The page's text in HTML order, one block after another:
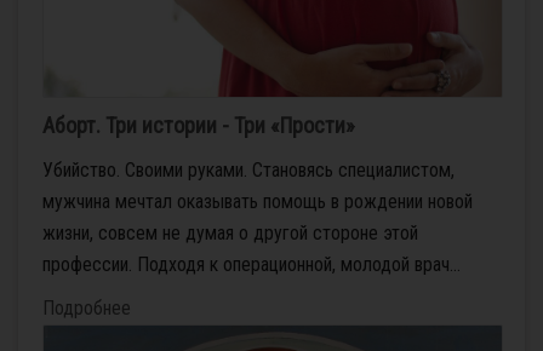
Аборт. Три истории - Три «Прости»
Убийство. Своими руками. Становясь специалистом,
мужчина мечтал оказывать помощь в рождении новой
жизни, совсем не думая о другой стороне этой
профессии. Подходя к операционной, молодой врач...
Подробнее